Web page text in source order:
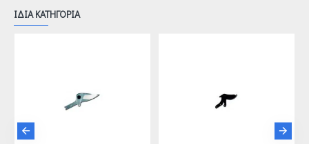
ΙΔΙΑ ΚΑΤΗΓΟΡΙΑ